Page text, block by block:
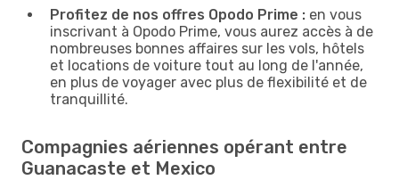
Profitez de nos offres Opodo Prime : en vous
inscrivant à Opodo Prime, vous aurez accès à de
nombreuses bonnes affaires sur les vols, hôtels
et locations de voiture tout au long de l'année,
en plus de voyager avec plus de flexibilité et de
tranquillité.
Compagnies aériennes opérant entre
Guanacaste et Mexico